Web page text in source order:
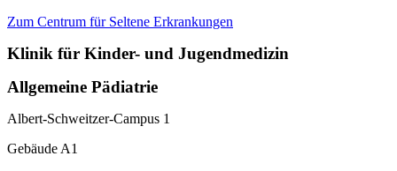
Zum Centrum für Seltene Erkrankungen
Klinik für Kinder- und Jugendmedizin
Allgemeine Pädiatrie
Albert-Schweitzer-Campus 1
Gebäude A1